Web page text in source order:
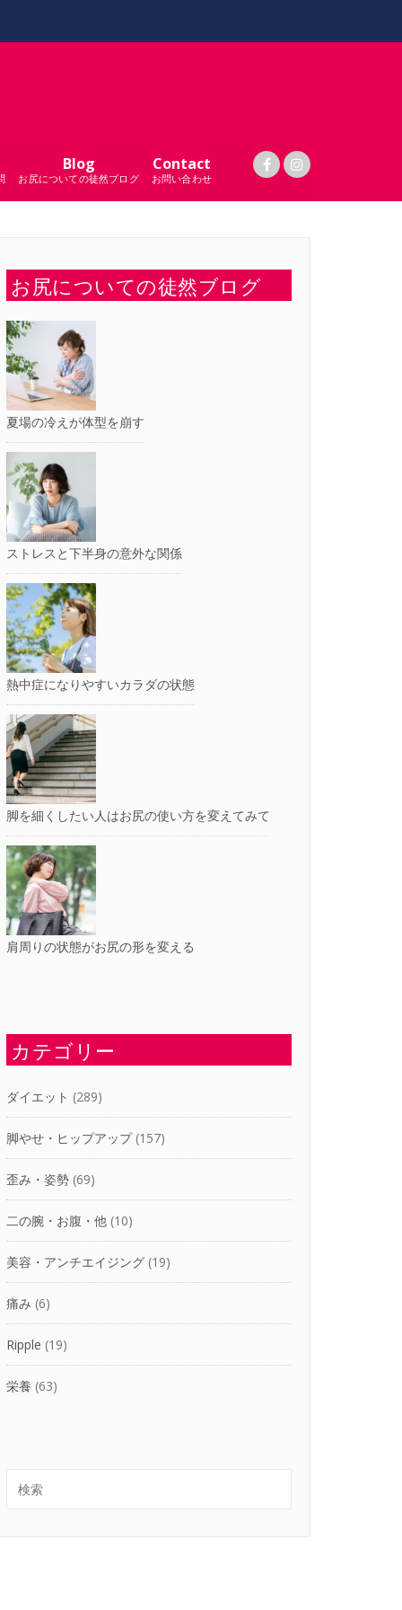
Blog
お尻についての徒然ブログ
Contact
お問い合わせ
お尻についての徒然ブログ
夏場の冷えが体型を崩す
ストレスと下半身の意外な関係
熱中症になりやすいカラダの状態
脚を細くしたい人はお尻の使い方を変えてみて
肩周りの状態がお尻の形を変える
カテゴリー
ダイエット (289)
脚やせ・ヒップアップ(157)
歪み・姿勢 (69)
二の腕・お腹・他 (10)
美容・アンチエイジング (19)
痛み (6)
Ripple (19)
栄養 (63)